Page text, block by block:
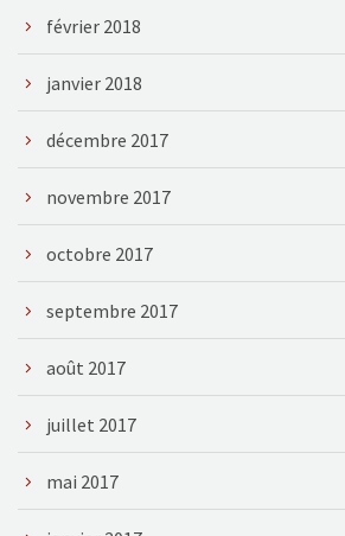
février 2018
janvier 2018
décembre 2017
novembre 2017
octobre 2017
septembre 2017
août 2017
juillet 2017
mai 2017